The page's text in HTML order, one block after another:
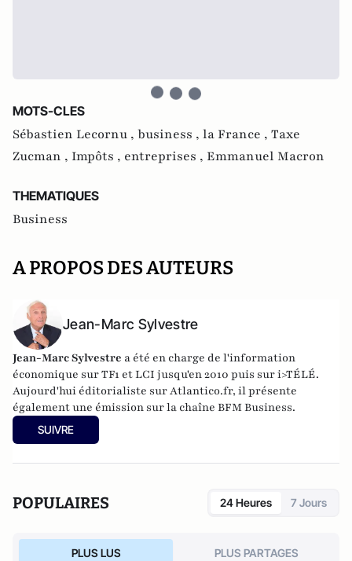
MOTS-CLES
Sébastien Lecornu , business , la France , Taxe
Zucman , Impôts , entreprises , Emmanuel Macron
THEMATIQUES
Business
A PROPOS DES AUTEURS
Jean-Marc Sylvestre
Jean-Marc Sylvestre a été en charge de l'information
économique sur TF1 et LCI jusqu'en 2010 puis sur i>TÉLÉ.
Aujourd'hui éditorialiste sur Atlantico.fr, il présente
également une émission sur la chaîne BFM Business.
SUIVRE
POPULAIRES 24 Heures 7 Jours
PLUS LUS PLUS PARTAGES